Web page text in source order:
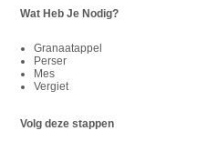
Wat Heb Je Nodig?
Granaatappel
Perser
Mes
Vergiet
Volg deze stappen